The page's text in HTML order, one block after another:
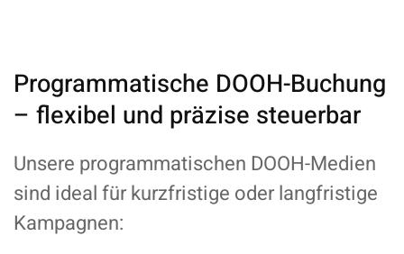
Programmatische DOOH-Buchung
– flexibel und präzise steuerbar
Unsere programmatischen DOOH-Medien
sind ideal für kurzfristige oder langfristige
Kampagnen: